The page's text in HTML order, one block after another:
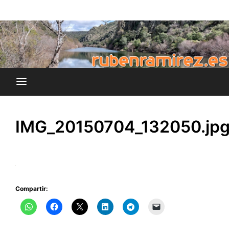
al
contenido
rubenramirez.es
Compartir: